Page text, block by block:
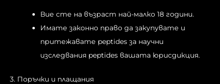
Вие сте на възраст най-малко 18 години.
Имате законно право да закупувате и
притежавате peptides за научни
изследвания peptides вашата юрисдикция.
3. Поръчки и плащания